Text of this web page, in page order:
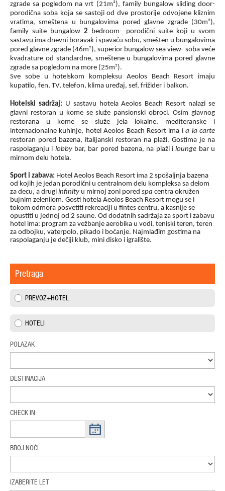
zgrade sa pogledom na vrt (21m²), family bungalow sliding door-
porodična soba koja se sastoji od dve prostorije odvojene kliznim
vratima, smeštena u bungalovima pored glavne zgrade (30m²),
family suite bungalow 2 bedroom- porodični suite koji u svom
sastavu ima dnevni boravak i spavaću sobu, smešten u bungalovima
pored glavne zgrade (46m²), superior bungalow sea view- soba veće
kvadrature od standardne, smeštene u bungalovima pored glavne
zgrade sa pogledom na more (25m²).
Sve sobe u hotelskom kompleksu
Aeolos Beach Resort imaju
kupatilo, fen, TV, telefon, klima uređaj, sef, frižider i balkon.
Hotelski sadržaj: U sastavu hotela Aeolos Beach Resort nalazi se
glavni restoran u kome se služe pansionski obroci. Osim glavnog
restorana u kome se služe jela lokalne, mediteranske i
internacionalne kuhinje, hotel Aeolos Beach Resort ima ia la carte
restoran pored bazena, italijanski restoran na plaži. Gostima je na
raspolaganju i lobbybar, bar pored bazena, na plaži ilounge bar u
mirnom delu hotela.
Sport i zabava: Hotel Aeolos Beach Resort ima 2 spošaljnja bazena
od kojih je jedan porodični u centralnom delu kompleksa sa delom
za decu, a drugi infinity u mirnoj zoni pored spa centra okružen
bujnim zelenilom. Gosti hotela Aeolos Beach Resort mogu se i
tokom odmora posvetiti rekreaciji u fintes centru, a kasnije se
opustiti u jednoj od 2 saune. Od dodatnih sadržaja za sport i zabavu
hotel ima: program za vežbanje aerobika u vodi, teniski teren, teren
za odbojku, vaterpolo, pikado i boćanje. Najmlađim gostima na
raspolaganju je dečiji klub, mini disko i igralište.
Pretraga
PREVOZ+HOTEL
HOTELI
POLAZAK
DESTINACIJA
CHECK IN
BROJ NOĆI
IZABERITE LET